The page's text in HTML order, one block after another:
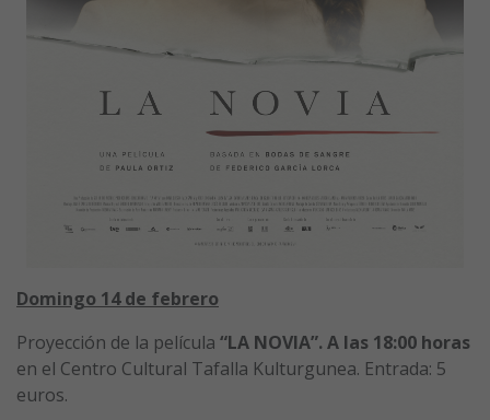
Domingo 14 de febrero
Proyección de la película “LA NOVIA”. A las 18:00 horas
en el Centro Cultural Tafalla Kulturgunea. Entrada: 5
euros.